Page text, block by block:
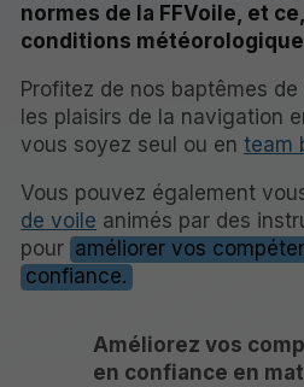
normes de la FFVoile, et
conditions
Profitez de nos baptêmes
les plaisirs de la navigation
vous soyez seul ou enteam
Vous pouvez également
de voile animés par des
pour améliorer vos
confiance.
Améliorez vos
en confiance en